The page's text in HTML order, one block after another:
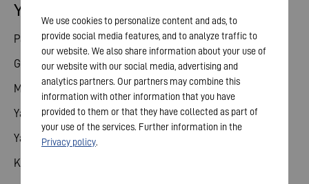
Yatırımcı ilişkileri
Paylaş
Genel toplantı
Mali takvim
Yayınlar
Yatırımcı iletişim
Kurumsal Yönetim
We use cookies to personalize content and ads, to
provide social media features, and to analyze traffic to
our website. We also share information about your use of
our website with our social media, advertising and
analytics partners. Our partners may combine this
information with other information that you have
provided to them or that they have collected as part of
your use of the services. Further information in the
Privacy policy.